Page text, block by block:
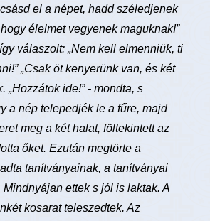
el a népet, hadd széledjenek
élelmet vegyenek maguknak!”
válaszolt: „Nem kell elmenniük, ti
„Csak öt kenyerünk van, és két
„Hozzátok ide!” - mondta, s
a nép telepedjék le a fűre, majd
meg a két halat, föltekintett az
őket. Ezután megtörte a
tanítványainak, a tanítványai
ettek s jól is laktak. A
kosarat teleszedtek. Az